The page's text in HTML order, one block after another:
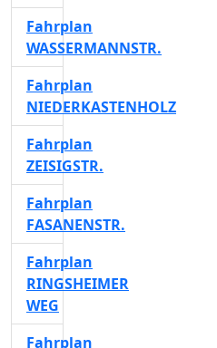
Fahrplan
WASSERMANNSTR.
Fahrplan
NIEDERKASTENHOLZ
Fahrplan
ZEISIGSTR.
Fahrplan
FASANENSTR.
Fahrplan
RINGSHEIMER
WEG
Fahrplan